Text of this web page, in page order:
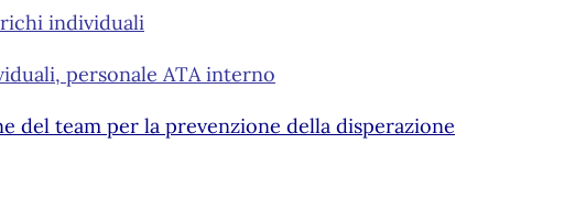
individuali
personale ATA interno
del team per la prevenzione della disperazione